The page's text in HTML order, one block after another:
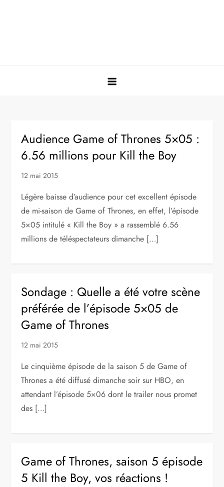
Audience Game of Thrones 5×05 :
6.56 millions pour Kill the Boy
12 mai 2015
Légère baisse d’audience pour cet excellent épisode
de mi-saison de Game of Thrones, en effet, l’épisode
5×05 intitulé « Kill the Boy » a rassemblé 6.56
millions de téléspectateurs dimanche […]
Sondage : Quelle a été votre scène
préférée de l’épisode 5×05 de
Game of Thrones
12 mai 2015
Le cinquième épisode de la saison 5 de Game of
Thrones a été diffusé dimanche soir sur HBO, en
attendant l’épisode 5×06 dont le trailer nous promet
des […]
Game of Thrones, saison 5 épisode
5 Kill the Boy, vos réactions !